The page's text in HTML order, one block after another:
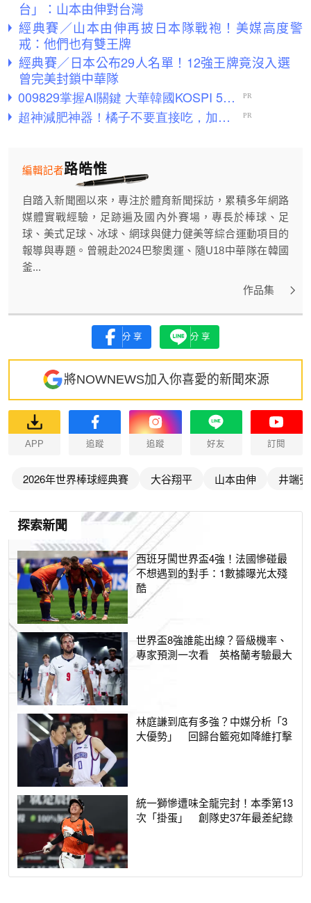
台」：山本由伸對台灣
經典賽／山本由伸再披日本隊戰袍！美媒高度警
戒：他們也有雙王牌
經典賽／日本公布29人名單！12強王牌竟沒入選
曾完美封鎖中華隊
路皓惟
編輯記者
自踏入新聞圈以來，專注於體育新聞採訪，累積多年網路
媒體實戰經驗，足跡遍及國內外賽場，專長於棒球、足
球、美式足球、冰球、網球與健力健美等綜合運動項目的
報導與專題。曾親赴2024巴黎奧運、隨U18中華隊在韓國
釜...
作品集
分享 分享
將NOWNEWS加入你喜愛的新聞來源
APP 追蹤 追蹤 好友 訂閱
2026年世界棒球經典賽 大谷翔平 山本由伸 井端
探索新聞
西班牙闖世界盃4強！法國慘碰最
不想遇到的對手：1數據曝光太殘
酷
世界盃8強誰能出線？晉級機率、
專家預測一次看 英格蘭考驗最大
林庭謙到底有多強？中媒分析「3
大優勢」 回歸台籃宛如降維打擊
統一獅慘遭味全龍完封！本季第13
次「掛蛋」 創隊史37年最差紀錄